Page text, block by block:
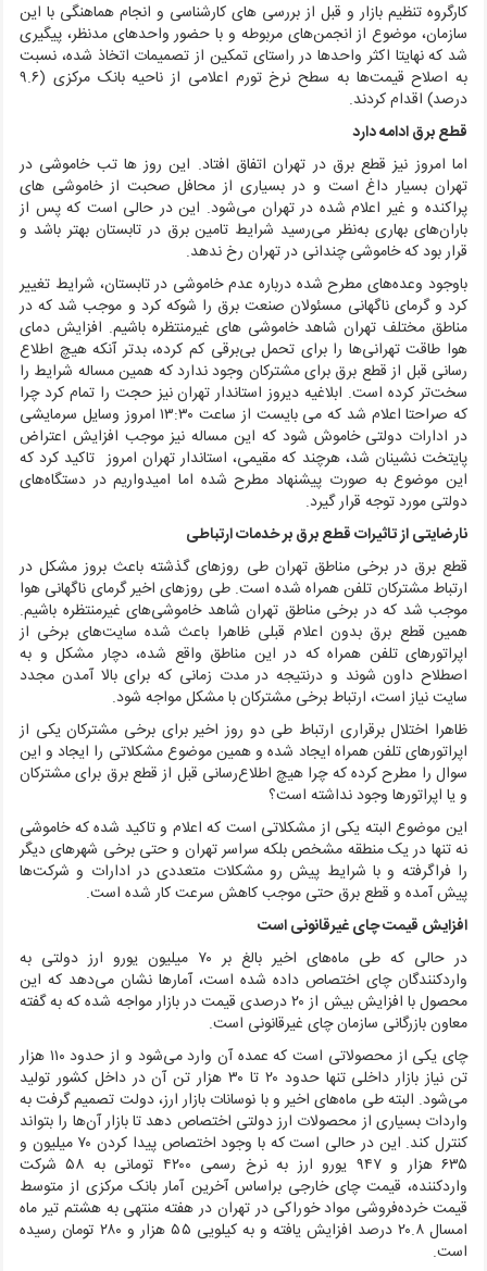
کارگروه تنظیم بازار و قبل از بررسی های کارشناسی و انجام هماهنگی با این
سازمان، موضوع از انجمن‌های مربوطه و با حضور واحدهای مدنظر، پیگیری
شد که نهایتا اکثر واحدها در راستای تمکین از تصمیمات اتخاذ شده، نسبت
به اصلاح قیمت‌ها به سطح نرخ تورم اعلامی از ناحیه بانک مرکزی (۹.۶
درصد) اقدام کردند.
قطع برق ادامه دارد
اما امروز نیز قطع برق در تهران اتفاق افتاد. این روز ها تب خاموشی در
تهران بسیار داغ است و در بسیاری از محافل صحبت از خاموشی های
پراکنده و غیر اعلام شده در تهران می‌شود. این در حالی است که پس از
باران‌های بهاری به‌نظر می‌رسید شرایط تامین برق در تابستان بهتر باشد و
قرار بود که خاموشی چندانی در تهران رخ ندهد.
باوجود وعده‌های مطرح شده درباره عدم خاموشی در تابستان، شرایط تغییر
کرد و گرمای ناگهانی مسئولان صنعت برق را شوکه کرد و موجب شد که در
مناطق مختلف تهران شاهد خاموشی های غیرمنتظره باشیم. افزایش دمای
هوا طاقت تهرانی‌ها را برای تحمل بی‌برقی کم کرده، بدتر آنکه هیچ اطلاع
رسانی قبل از قطع برق برای مشترکان وجود ندارد که همین مساله شرایط را
سخت‌تر کرده است. ابلاغیه دیروز استاندار تهران نیز حجت را تمام کرد چرا
که صراحتا اعلام شد که می بایست از ساعت ۱۳:۳۰ امروز وسایل سرمایشی
در ادارات دولتی خاموش شود که این مساله نیز موجب افزایش اعتراض
پایتخت نشینان شد، هرچند که مقیمی، استاندار تهران امروز تاکید کرد که
این موضوع به صورت پیشنهاد مطرح شده اما امیدواریم در دستگاه‌های
دولتی مورد توجه قرار گیرد.
نارضایتی از تاثیرات قطع برق بر خدمات ارتباطی
قطع برق در برخی مناطق تهران طی روزهای گذشته باعث بروز مشکل در
ارتباط مشترکان تلفن همراه شده است. طی روزهای اخیر گرمای ناگهانی هوا
موجب شد که در برخی مناطق تهران شاهد خاموشی‌های غیرمنتظره باشیم.
همین قطع برق بدون اعلام قبلی ظاهرا باعث شده سایت‌های برخی از
اپراتورهای تلفن همراه که در این مناطق واقع شده، دچار مشکل و به
اصطلاح داون شوند و درنتیجه در مدت زمانی که برای بالا آمدن مجدد
سایت نیاز است،‌ ارتباط برخی مشترکان با مشکل مواجه شود.
ظاهرا اختلال برقراری ارتباط طی دو روز اخیر برای برخی مشترکان یکی از
اپراتورهای تلفن همراه ایجاد شده و همین موضوع مشکلاتی را ایجاد و این
سوال را مطرح کرده که چرا هیچ اطلاع‌رسانی قبل از قطع برق برای مشترکان
و یا اپراتورها وجود نداشته است؟
این موضوع البته یکی از مشکلاتی است که اعلام و تاکید شده که خاموشی
نه تنها در یک منطقه مشخص بلکه سراسر تهران و حتی برخی شهرهای دیگر
را فراگرفته و با شرایط پیش رو مشکلات متعددی در ادارات و شرکت‌ها
پیش آمده و قطع برق حتی موجب کاهش سرعت کار شده است.
افزایش قیمت چای غیرقانونی است
در حالی که طی ماه‌های اخیر بالغ بر ۷۰ میلیون یورو ارز دولتی به
واردکنندگان چای اختصاص داده شده است، آمارها نشان می‌دهد که این
محصول با افزایش بیش از ۲۰ درصدی قیمت در بازار مواجه شده که به گفته
معاون بازرگانی سازمان چای غیرقانونی است.
چای یکی از محصولاتی است که عمده آن وارد می‌شود و از حدود ۱۱۰ هزار
تن نیاز بازار داخلی تنها حدود ۲۰ تا ۳۰ هزار تن آن در داخل کشور تولید
می‌شود. البته طی ماه‌های اخیر و با نوسانات بازار ارز، دولت تصمیم گرفت به
واردات بسیاری از محصولات ارز دولتی اختصاص دهد تا بازار آن‌ها را بتواند
کنترل کند. این در حالی است که با وجود اختصاص پیدا کردن ۷۰ میلیون و
۶۳۵ هزار و ۹۴۷ یورو ارز به نرخ رسمی ۴۲۰۰ تومانی به ۵۸ شرکت
واردکننده، قیمت چای خارجی براساس آخرین آمار بانک مرکزی از متوسط
قیمت خرده‌فروشی مواد خوراکی در تهران در هفته منتهی به هشتم تیر ماه
امسال ۲۰.۸ درصد افزایش یافته و به کیلویی ۵۵ هزار و ۲۸۰ تومان رسیده
است.